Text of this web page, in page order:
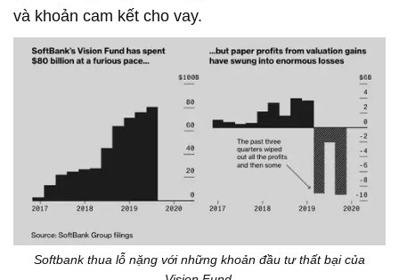
và khoản cam kết cho vay.
Softbank thua lỗ nặng với những khoản đầu tư thất bại của